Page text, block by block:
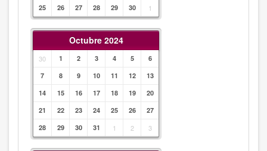
25
26 27 28 29 30 1
Octubre 2024
30 1 2 3 4 5
6
7
8 9 10 11 12
13
14
15 16 17 18 19
20
21
22 23 24 25 26
27
28
29 30 31 1 2 3